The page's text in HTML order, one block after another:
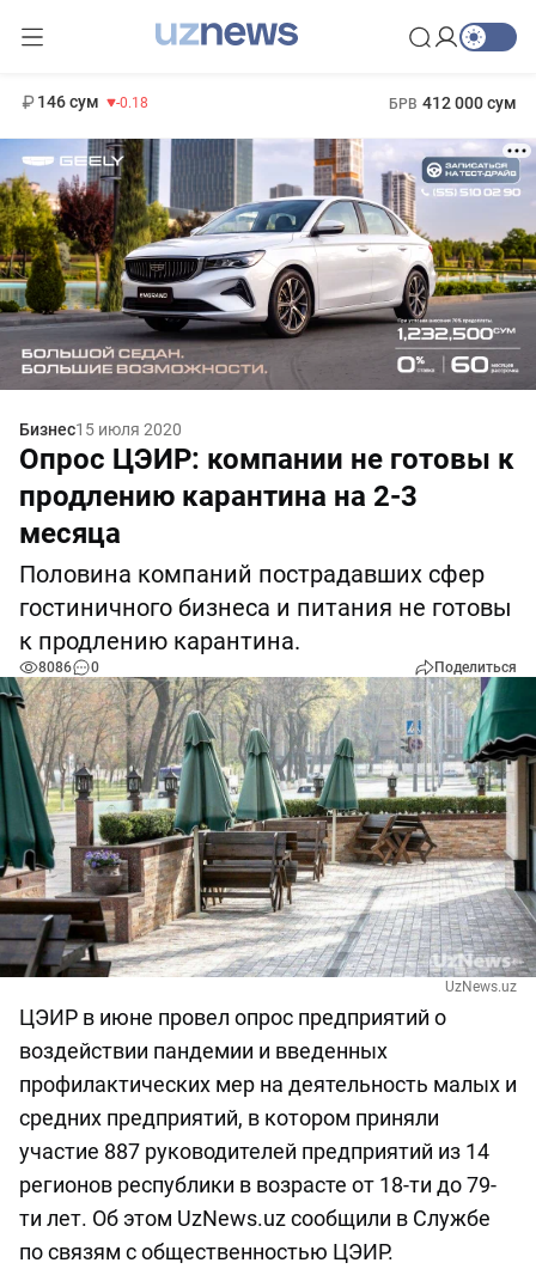
146 сум -0.18 БРВ 412 000 сум
Бизнес15 июля 2020
Опрос ЦЭИР: компании не готовы к
продлению карантина на 2-3
месяца
Половина компаний пострадавших сфер
гостиничного бизнеса и питания не готовы
к продлению карантина.
8086 0 Поделиться
UzNews.uz
ЦЭИР в июне провел опрос предприятий о
воздействии пандемии и введенных
профилактических мер на деятельность малых и
средних предприятий, в котором приняли
участие 887 руководителей предприятий из 14
регионов республики в возрасте от 18-ти до 79-
ти лет. Об этом UzNews.uz сообщили в Службе
по связям с общественностью ЦЭИР.